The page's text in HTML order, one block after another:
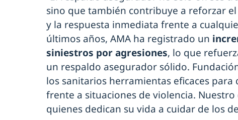
sino que también contribuye a reforzar
y la respuesta inmediata frente a
últimos años, AMA ha registrado un
siniestros por agresiones, lo que
un respaldo asegurador sólido.
los sanitarios herramientas eficaces para
frente a situaciones de violencia.
quienes dedican su vida a cuidar de los